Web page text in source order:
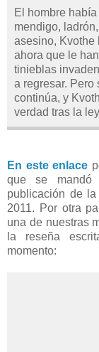
El hombre
mendigo,
asesino, Kvothe
ahora que le
tinieblas
a regresar. Pero
continúa, y
verdad tras la
En este enlace
que se mandó
publicación de
2011. Por otra
una de nuestras
la reseña
momento: